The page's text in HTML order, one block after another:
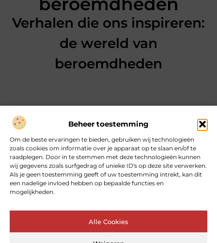
Beheer toestemming
Om de beste ervaringen te bieden, gebruiken wij technologieën
zoals cookies om informatie over je apparaat op te slaan en/of te
raadplegen. Door in te stemmen met deze technologieën kunnen
wij gegevens zoals surfgedrag of unieke ID's op deze site verwerken.
Als je geen toestemming geeft of uw toestemming intrekt, kan dit
een nadelige invloed hebben op bepaalde functies en
mogelijkheden.
Alle Cookies
Verhalen die ons inspireren:
de wereld van
beroemdheden
Over heartcoaching
Jouw gids voor inspiratie en tips uit het dagelijks leven.
Ontdek een brede verzameling blogs en artikelen die je helpen
om het meeste uit elke dag te halen, met praktische adviezen
en verrassende inzichten.
Bericht categorie
Main Links